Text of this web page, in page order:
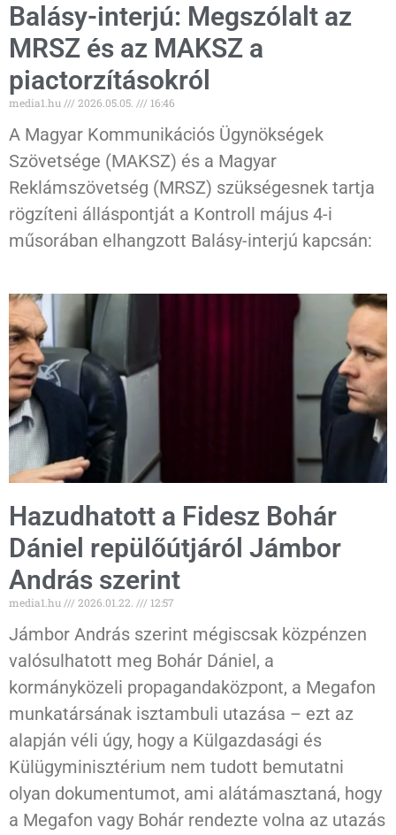
Balásy-interjú: Megszólalt az
MRSZ és az MAKSZ a
piactorzításokról
media1.hu 2026.05.05. 16:46
A Magyar Kommunikációs Ügynökségek
Szövetsége (MAKSZ) és a Magyar
Reklámszövetség (MRSZ) szükségesnek tartja
rögzíteni álláspontját a Kontroll május 4-i
műsorában elhangzott Balásy-interjú kapcsán:
Hazudhatott a Fidesz Bohár
Dániel repülőútjáról Jámbor
András szerint
media1.hu 2026.01.22. 12:57
Jámbor András szerint mégiscsak közpénzen
valósulhatott meg Bohár Dániel, a
kormányközeli propagandaközpont, a Megafon
munkatársának isztambuli utazása – ezt az
alapján véli úgy, hogy a Külgazdasági és
Külügyminisztérium nem tudott bemutatni
olyan dokumentumot, ami alátámasztaná, hogy
a Megafon vagy Bohár rendezte volna az utazás